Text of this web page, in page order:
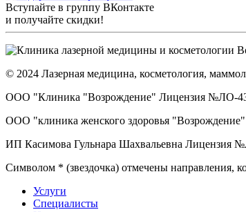
Вступaйте в группу ВКонтакте
и получайте скидки!
© 2024 Лазерная медицина, косметология,
ООО "Клиника "Возрождение" Лицензия №ЛО-43-
ООО "клиника женского здоровья
ИП Касимова Гульнара Шахвальевна Лицензия
Символом * (звездочка) отмечены направления,
Услуги
Специалисты